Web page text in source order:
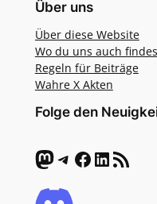
Über uns
Über diese Website
Wo du uns auch
Regeln für Beiträge
Wahre X Akten
Folge den
Mastodon Telegram Facebook LinkedIn RSS-Feed